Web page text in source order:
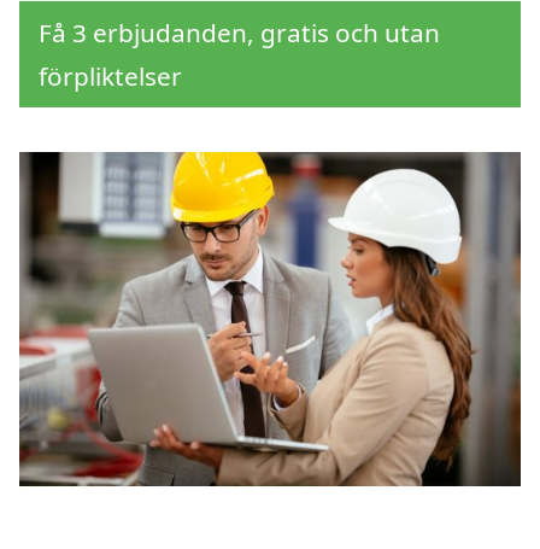
Få 3 erbjudanden, gratis och utan
förpliktelser